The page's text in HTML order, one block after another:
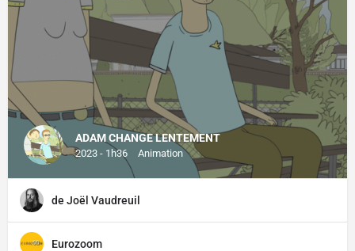
ADAM CHANGE LENTEMENT
2023 - 1h36 Animation
de Joël Vaudreuil
Eurozoom